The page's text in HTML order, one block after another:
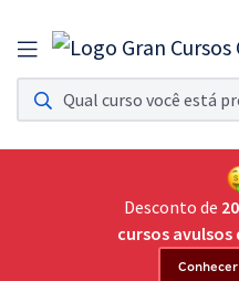
Assinatura Ilimitada 11
Acesso a todos os cursos. Teste grátis
Assinatura OAB Até Passar
Acesso ilimitado a toda preparação
Desconto de
cursos avulsos